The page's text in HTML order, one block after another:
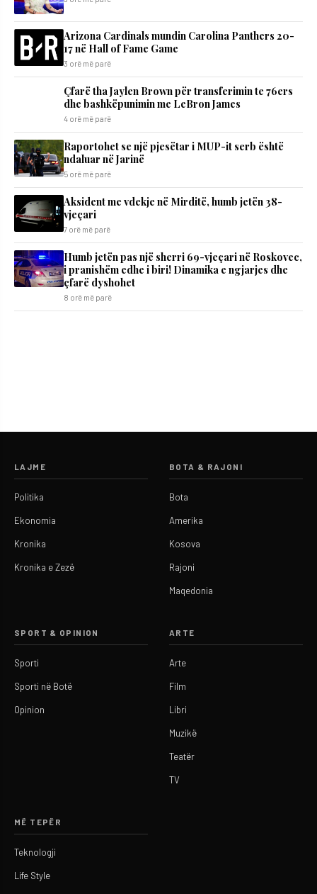
Arizona Cardinals mundin Carolina Panthers 20-
17 në Hall of Fame Game
3 orë më parë
Çfarë tha Jaylen Brown për transferimin te 76ers
dhe bashkëpunimin me LeBron James
4 orë më parë
Raportohet se një pjesëtar i MUP-it serb është
ndaluar në Jarinë
5 orë më parë
Aksident me vdekje në Mirditë, humb jetën 38-
vjeçari
7 orë më parë
Humb jetën pas një sherri 69-vjeçari në Roskovec,
i pranishëm edhe i biri! Dinamika e ngjarjes dhe
çfarë dyshohet
8 orë më parë
LAJME
Politika
Ekonomia
Kronika
Kronika e Zezë
BOTA & RAJONI
Bota
Amerika
Kosova
Rajoni
Maqedonia
SPORT & OPINION
Sporti
Sporti në Botë
Opinion
ARTE
Arte
Film
Libri
Muzikë
Teatër
TV
MË TEPËR
Teknologji
Life Style